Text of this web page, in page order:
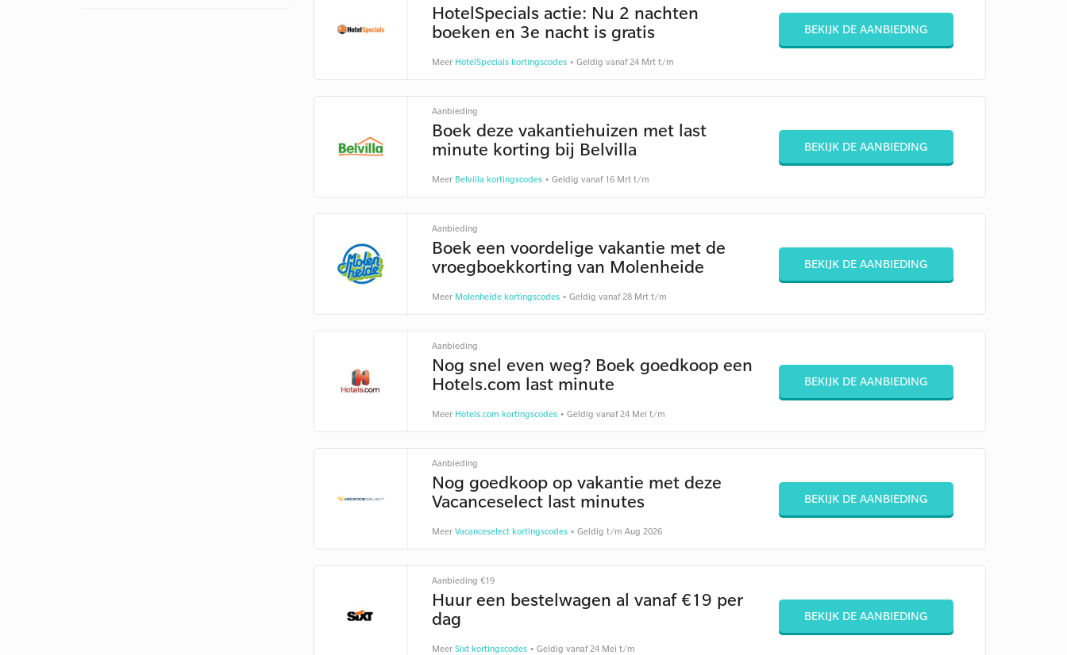
HotelSpecials actie: Nu 2 nachten
boeken en 3e nacht is gratis
Meer HotelSpecials kortingscodes• Geldig vanaf 24 Mrt t/m
BEKIJK DE AANBIEDING
Aanbieding
Boek deze vakantiehuizen met last
minute korting bij Belvilla
Meer Belvilla kortingscodes• Geldig vanaf 16 Mrt t/m
BEKIJK DE AANBIEDING
Aanbieding
Boek een voordelige vakantie met de
vroegboekkorting van Molenheide
Meer Molenheide kortingscodes• Geldig vanaf 28 Mrt t/m
BEKIJK DE AANBIEDING
Aanbieding
Nog snel even weg? Boek goedkoop een
Hotels.com last minute
Meer Hotels.com kortingscodes• Geldig vanaf 24 Mei t/m
BEKIJK DE AANBIEDING
Aanbieding
Nog goedkoop op vakantie met deze
Vacanceselect last minutes
Meer Vacanceselect kortingscodes• Geldig t/m Aug 2026
BEKIJK DE AANBIEDING
Aanbieding €19
Huur een bestelwagen al vanaf €19 per
dag
Meer Sixt kortingscodes• Geldig vanaf 24 Mei t/m
BEKIJK DE AANBIEDING